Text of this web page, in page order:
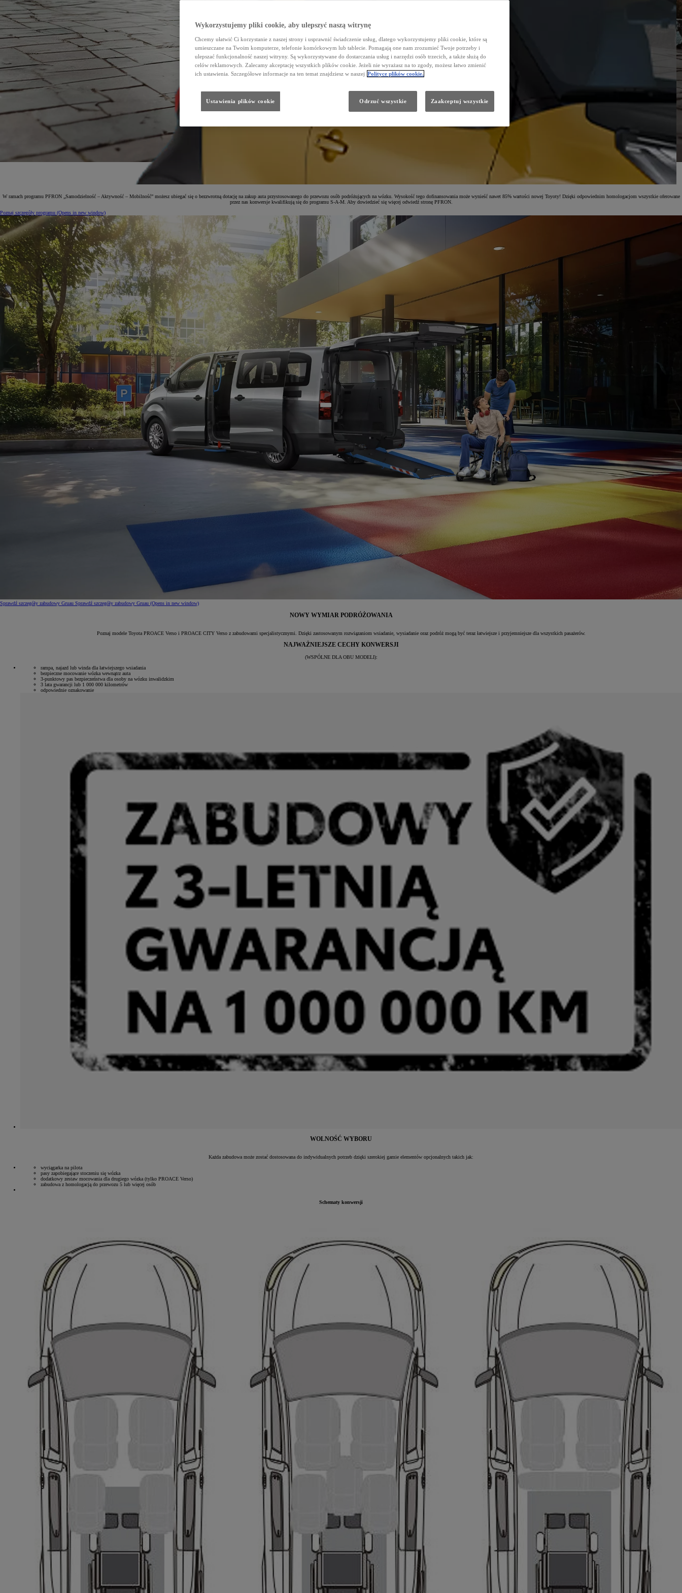
Corolla Hatchback
W ramach programu PFRON „Samodzielność – Aktywność – Mobilność” możesz ubiegać się o bezzwrotną dotację na zakup auta przystosowanego do przewozu osób podróżujących na wózku. Wysokość tego dofinansowania może wynieść nawet 85% wartości nowej Toyoty! Dzięki odpowiednim homologacjom wszystkie oferowane
przez nas konwersje kwalifikują się do programu S-A-M. Aby dowiedzieć się więcej odwiedź stronę PFRON.
Poznaj szczegóły programu (Opens in new window)
Sprawdź szczegóły zabudowy Gruau Sprawdź szczegóły zabudowy Gruau (Opens in new window)
NOWY WYMIAR PODRÓŻOWANIA
Poznaj modele Toyota PROACE Verso i PROACE CITY Verso z zabudowami specjalistycznymi. Dzięki zastosowanym rozwiązaniom wsiadanie, wysiadanie oraz podróż mogą być teraz łatwiejsze i przyjemniejsze dla wszystkich pasażerów.
NAJWAŻNIEJSZE CECHY KONWERSJI
(WSPÓLNE DLA OBU MODELI):
rampa, najazd lub winda dla łatwiejszego wsiadania
bezpieczne mocowanie wózka wewnątrz auta
3-punktowy pas bezpieczeństwa dla osoby na wózku inwalidzkim
3 lata gwarancji lub 1 000 000 kilometrów
odpowiednie oznakowanie
WOLNOŚĆ WYBORU
Każda zabudowa może zostać dostosowana do indywidualnych potrzeb dzięki szerokiej gamie elementów opcjonalnych takich jak:
wyciągarka na pilota
pasy zapobiegające stoczeniu się wózka
dodatkowy zestaw mocowania dla drugiego wózka (tylko PROACE Verso)
zabudowa z homologacją do przewozu 5 lub więcej osób
Schematy konwersji
Wykorzystujemy pliki cookie, aby ulepszyć naszą witrynę
Chcemy ułatwić Ci korzystanie z naszej strony i usprawnić świadczenie usług, dlatego wykorzystujemy pliki cookie, które są
umieszczane na Twoim komputerze, telefonie komórkowym lub tablecie. Pomagają one nam zrozumieć Twoje potrzeby i
ulepszać funkcjonalność naszej witryny. Są wykorzystywane do dostarczania usług i narzędzi osób trzecich, a także służą do
celów reklamowych. Zalecamy akceptację wszystkich plików cookie. Jeżeli nie wyrażasz na to zgody, możesz łatwo zmienić
ich ustawienia. Szczegółowe informacje na ten temat znajdziesz w naszej Polityce plików cookie.
Odrzuć wszystkie Zaakceptuj wszystkie
Ustawienia plików cookie